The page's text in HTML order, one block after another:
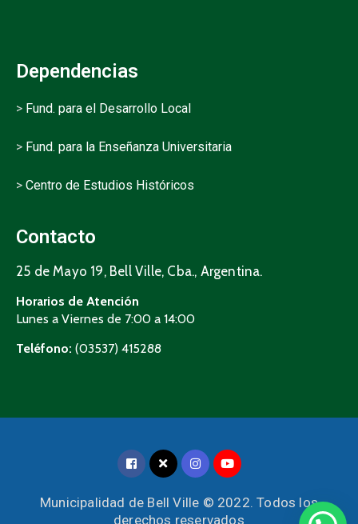
Dependencias
> Fund. para el Desarrollo Local
> Fund. para la Enseñanza Universitaria
> Centro de Estudios Históricos
Contacto
25 de Mayo 19, Bell Ville, Cba., Argentina.
Horarios de Atención
Lunes a Viernes de 7:00 a 14:00
Teléfono: (03537) 415288
Municipalidad de Bell Ville © 2022. Todos los
derechos reservados